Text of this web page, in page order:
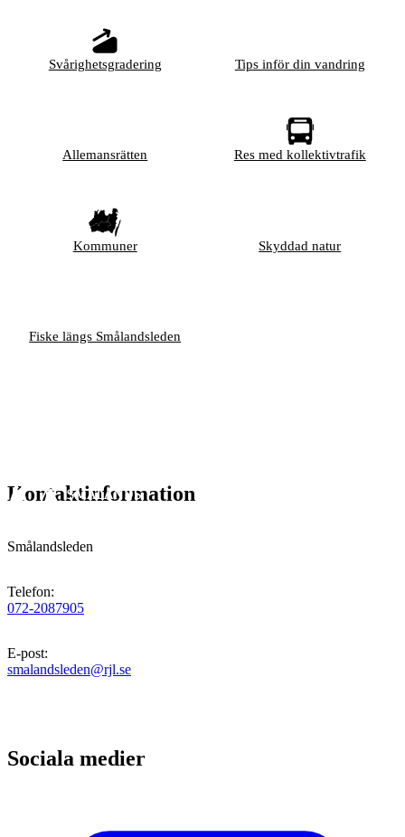
Svårighetsgradering Tips inför din vandring
Allemansrätten Res med kollektivtrafik
Kommuner Skyddad natur
Fiske längs Smålandsleden
Kontaktinformation
Smålandsleden
Telefon:
072-2087905
E-post:
smalandsleden@rjl.se
Sociala medier